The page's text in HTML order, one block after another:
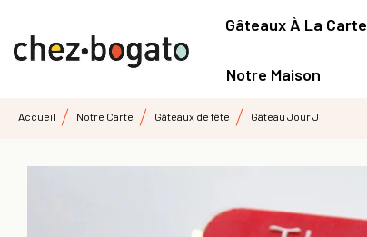
Gâteaux À La Carte
Notre Maison
Accueil Notre Carte Gâteaux de fête Gâteau Jour J